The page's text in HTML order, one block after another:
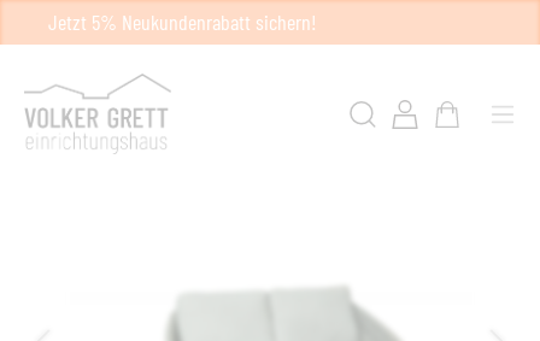
Jetzt 5% Neukundenrabatt sichern!